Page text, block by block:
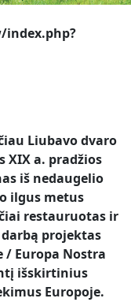
Liubavo dvaro
XIX a. pradžios
iš nedaugelio
ilgus metus
restauruotas ir
projektas
/ Europa Nostra
išskirtinius
Europoje.